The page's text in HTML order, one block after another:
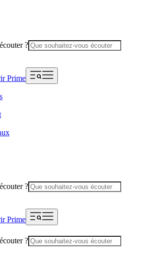
?
Prime
?
Prime
?